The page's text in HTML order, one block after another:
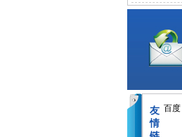
友
情
百度